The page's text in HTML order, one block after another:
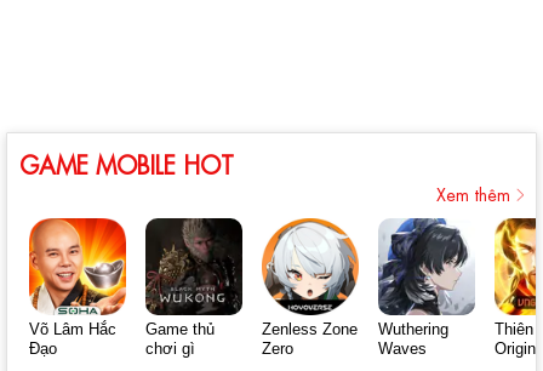
GAME MOBILE HOT
Xem thêm
Võ Lâm Hắc
Đạo
Game thủ
chơi gì
Zenless Zone
Zero
Wuthering
Waves
Thiên
Origin